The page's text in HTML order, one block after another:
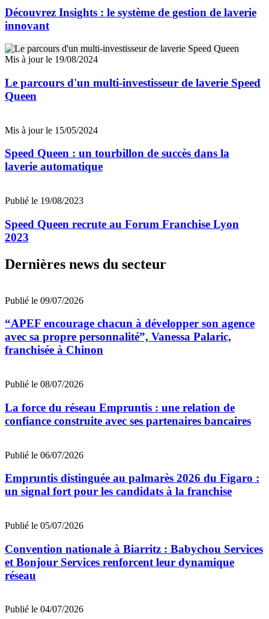
Découvrez Insights : le système de gestion de laverie
innovant
Mis à jour le 19/08/2024
Le parcours d'un multi-investisseur de laverie Speed
Queen
Mis à jour le 15/05/2024
Speed Queen : un tourbillon de succès dans la
laverie automatique
Publié le 19/08/2023
Speed Queen recrute au Forum Franchise Lyon
2023
Dernières news du secteur
Publié le 09/07/2026
“APEF encourage chacun à développer son agence
avec sa propre personnalité”, Vanessa Palaric,
franchisée à Chinon
Publié le 08/07/2026
La force du réseau Empruntis : une relation de
confiance construite avec ses partenaires bancaires
Publié le 06/07/2026
Empruntis distinguée au palmarès 2026 du Figaro :
un signal fort pour les candidats à la franchise
Publié le 05/07/2026
Convention nationale à Biarritz : Babychou Services
et Bonjour Services renforcent leur dynamique
réseau
Publié le 04/07/2026